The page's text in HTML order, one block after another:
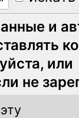
и
или
не